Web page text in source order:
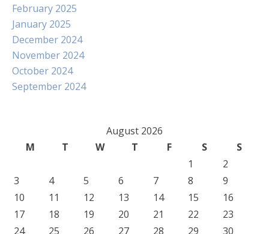
February 2025
January 2025
December 2024
November 2024
October 2024
September 2024
August 2026
M
T W T F S
S
1
2
3
4 5 6 7 8
9
10
11 12 13 14 15
16
17
18 19 20 21 22
23
24
25 26 27 28 29
30